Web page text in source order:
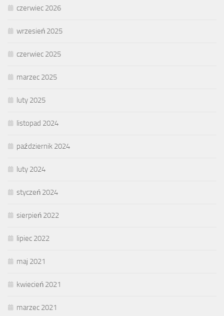
czerwiec 2026
wrzesień 2025
czerwiec 2025
marzec 2025
luty 2025
listopad 2024
październik 2024
luty 2024
styczeń 2024
sierpień 2022
lipiec 2022
maj 2021
kwiecień 2021
marzec 2021